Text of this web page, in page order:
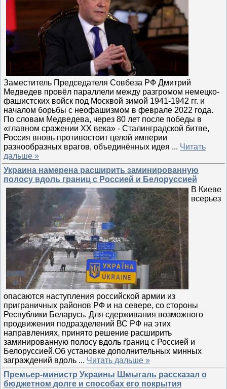
Заместитель Председателя Совбеза РФ Дмитрий
Медведев провёл параллели между разгромом немецко-
фашистских войск под Москвой зимой 1941-1942 гг. и
началом борьбы с неофашизмом в феврале 2022 года.
По словам Медведева, через 80 лет после победы в
«главном сражении ХХ века» - Сталинградской битве,
Россия вновь противостоит целой империи
разнообразных врагов, объединённых идея ... Читать
дальше »
Украина намерена расширить заминированную
полосу вдоль границ с Россией и Белоруссией
В Киеве
всерьез
опасаются наступления российской армии из
приграничных районов РФ и на севере, со стороны
Республики Беларусь. Для сдерживания возможного
продвижения подразделений ВС РФ на этих
направлениях, принято решение расширить
заминированную полосу вдоль границ с Россией и
Белоруссией.Об установке дополнительных минных
заграждений вдоль ... Читать дальше »
Премьер-министр Украины Шмыгаль рассказал о
бюджетном долге и способах его покрытия